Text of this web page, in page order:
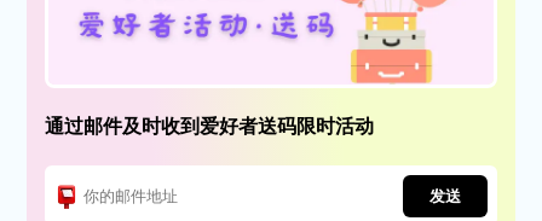
通过邮件及时收到爱好者送码限时活动
发送